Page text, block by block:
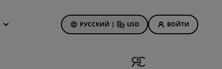
РУССКИЙ | USD ВОЙТИ